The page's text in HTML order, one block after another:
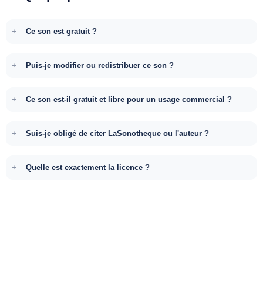
Ce son est gratuit ?
Puis-je modifier ou redistribuer ce son ?
Ce son est-il gratuit et libre pour un usage commercial ?
Suis-je obligé de citer LaSonotheque ou l'auteur ?
Quelle est exactement la licence ?